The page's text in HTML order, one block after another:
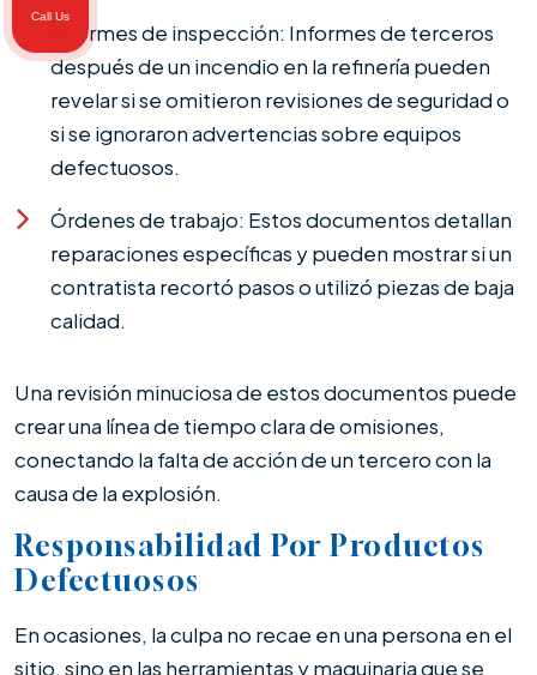
Informes de inspección: Informes de terceros
después de un incendio en la refinería pueden
revelar si se omitieron revisiones de seguridad o
si se ignoraron advertencias sobre equipos
defectuosos.
Órdenes de trabajo: Estos documentos detallan
reparaciones específicas y pueden mostrar si un
contratista recortó pasos o utilizó piezas de baja
calidad.
Una revisión minuciosa de estos documentos puede
crear una línea de tiempo clara de omisiones,
conectando la falta de acción de un tercero con la
causa de la explosión.
Responsabilidad Por Productos
Defectuosos
En ocasiones, la culpa no recae en una persona en el
sitio, sino en las herramientas y maquinaria que se
Call Us